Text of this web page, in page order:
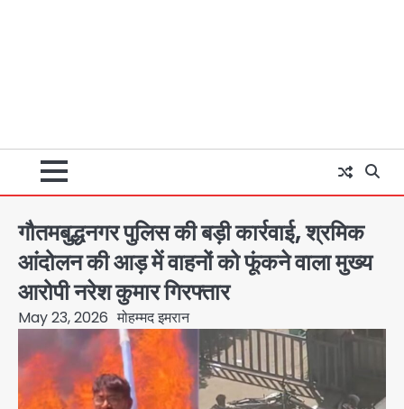
गौतमबुद्धनगर पुलिस की बड़ी कार्रवाई, श्रमिक
आंदोलन की आड़ में वाहनों को फूंकने वाला मुख्य
आरोपी नरेश कुमार गिरफ्तार
May 23, 2026 मोहम्मद इमरान